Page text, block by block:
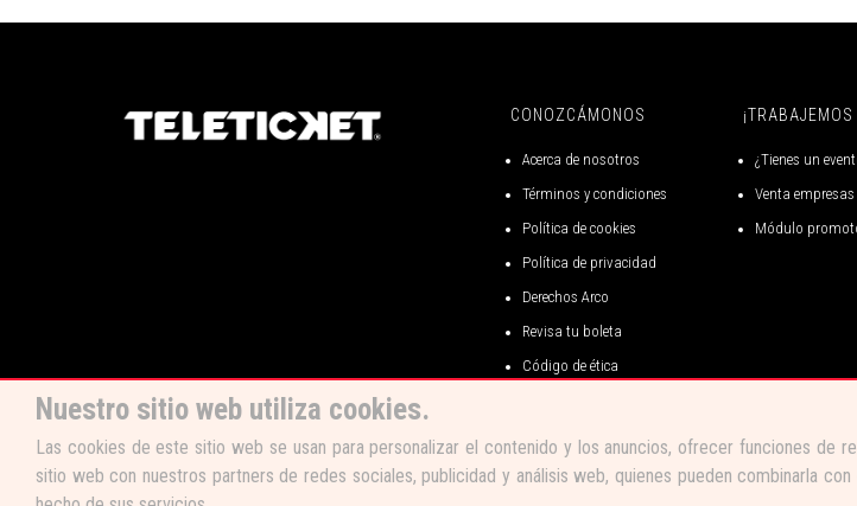
Nuestro sitio web utiliza cookies.
Las cookies de este sitio web se usan para personalizar el contenido y los anuncios, ofrecer funciones de
sitio web con nuestros partners de redes sociales, publicidad y análisis web, quienes pueden combinarla
CONOZCÁMONOS
Acerca de nosotros
Términos y condiciones
Política de cookies
Política de privacidad
Derechos Arco
Revisa tu boleta
Código de ética
¿Tienes un
Venta empresas
Módulo